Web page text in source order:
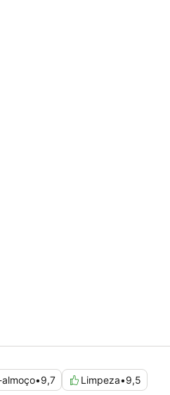
•9,7 Limpeza•9,5